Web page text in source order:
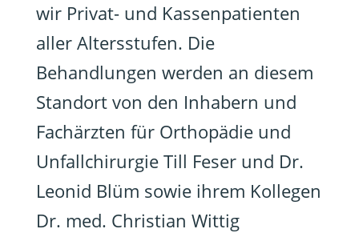
wir Privat- und Kassenpatienten
aller Altersstufen. Die
Behandlungen werden an diesem
Standort von den Inhabern und
Fachärzten für Orthopädie und
Unfallchirurgie Till Feser und Dr.
Leonid Blüm sowie ihrem Kollegen
Dr. med. Christian Wittig